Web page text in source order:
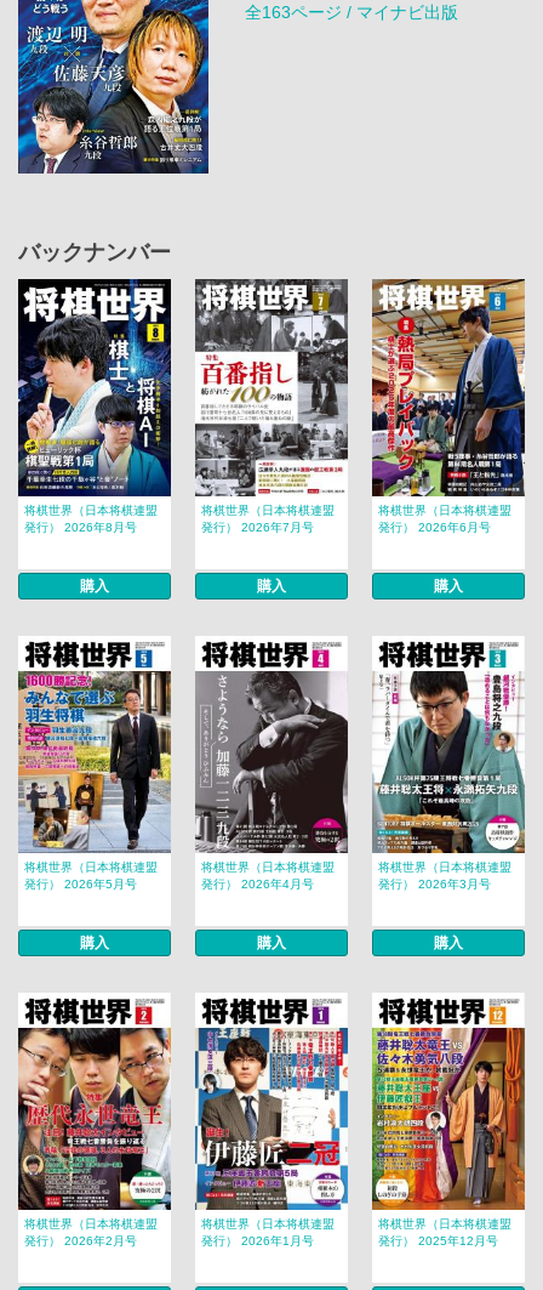
全163ページ / マイナビ出版
バックナンバー
将棋世界（日本将棋連盟
発行） 2026年8月号
購入
将棋世界（日本将棋連盟
発行） 2026年7月号
購入
将棋世界（日本将棋連盟
発行） 2026年6月号
購入
将棋世界（日本将棋連盟
発行） 2026年5月号
購入
将棋世界（日本将棋連盟
発行） 2026年4月号
購入
将棋世界（日本将棋連盟
発行） 2026年3月号
購入
将棋世界（日本将棋連盟
発行） 2026年2月号
将棋世界（日本将棋連盟
発行） 2026年1月号
将棋世界（日本将棋連盟
発行） 2025年12月号